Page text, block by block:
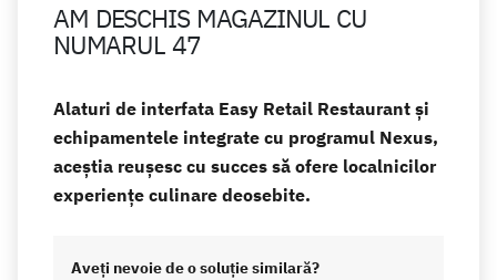
AM DESCHIS MAGAZINUL CU
NUMARUL 47
Alaturi de interfata Easy Retail Restaurant și
echipamentele integrate cu programul Nexus,
aceștia reușesc cu succes să ofere localnicilor
experiențe culinare deosebite.
Aveţi nevoie de o soluţie similară?